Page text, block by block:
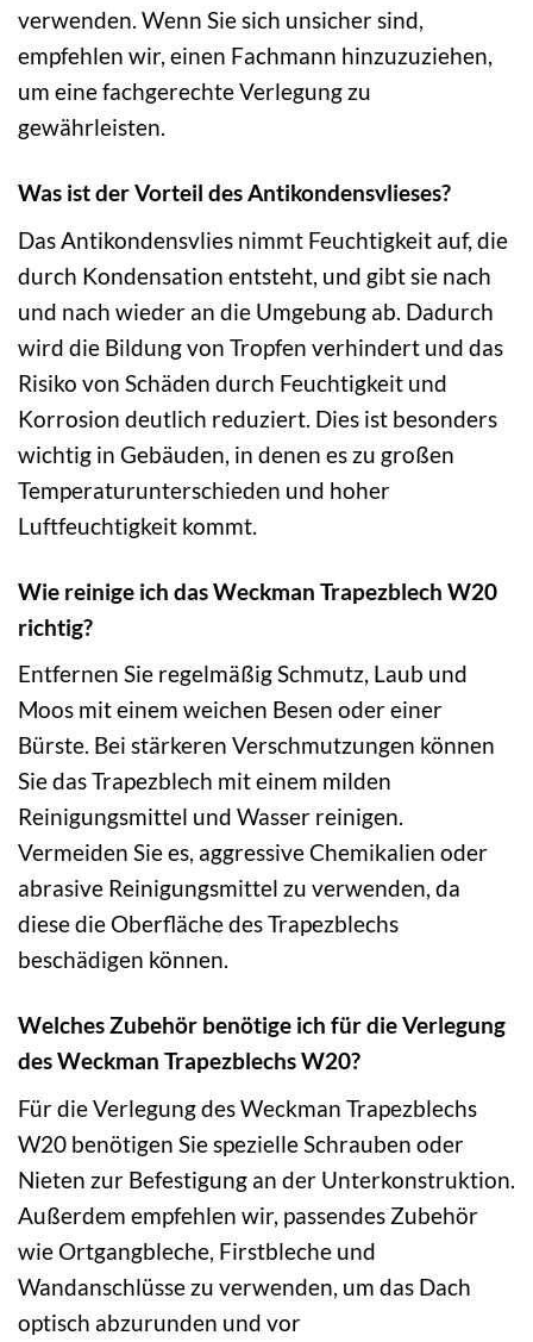
verwenden. Wenn Sie sich unsicher sind,
empfehlen wir, einen Fachmann hinzuzuziehen,
um eine fachgerechte Verlegung zu
gewährleisten.
Was ist der Vorteil des Antikondensvlieses?
Das Antikondensvlies nimmt Feuchtigkeit auf, die
durch Kondensation entsteht, und gibt sie nach
und nach wieder an die Umgebung ab. Dadurch
wird die Bildung von Tropfen verhindert und das
Risiko von Schäden durch Feuchtigkeit und
Korrosion deutlich reduziert. Dies ist besonders
wichtig in Gebäuden, in denen es zu großen
Temperaturunterschieden und hoher
Luftfeuchtigkeit kommt.
Wie reinige ich das Weckman Trapezblech W20
richtig?
Entfernen Sie regelmäßig Schmutz, Laub und
Moos mit einem weichen Besen oder einer
Bürste. Bei stärkeren Verschmutzungen können
Sie das Trapezblech mit einem milden
Reinigungsmittel und Wasser reinigen.
Vermeiden Sie es, aggressive Chemikalien oder
abrasive Reinigungsmittel zu verwenden, da
diese die Oberfläche des Trapezblechs
beschädigen können.
Welches Zubehör benötige ich für die Verlegung
des Weckman Trapezblechs W20?
Für die Verlegung des Weckman Trapezblechs
W20 benötigen Sie spezielle Schrauben oder
Nieten zur Befestigung an der Unterkonstruktion.
Außerdem empfehlen wir, passendes Zubehör
wie Ortgangbleche, Firstbleche und
Wandanschlüsse zu verwenden, um das Dach
optisch abzurunden und vor